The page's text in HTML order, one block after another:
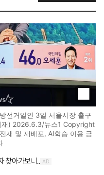
선거일인 3일 서울시장 출구
재) 2026.6.3/뉴스1 Copyright
재 및 재배포, AI학습 이용 금